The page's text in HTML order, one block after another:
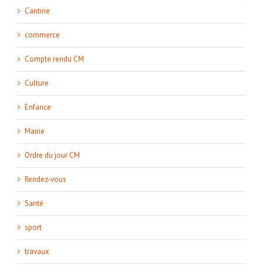
Cantine
commerce
Compte rendu CM
Culture
Enfance
Mairie
Ordre du jour CM
Rendez-vous
Santé
sport
travaux